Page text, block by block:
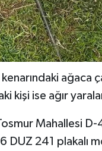
ağaca
kişi ise ağır
Mahallesi
241 plakalı